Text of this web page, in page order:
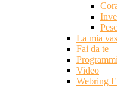
La mia
Fai da te
Programmi
Video
Webring